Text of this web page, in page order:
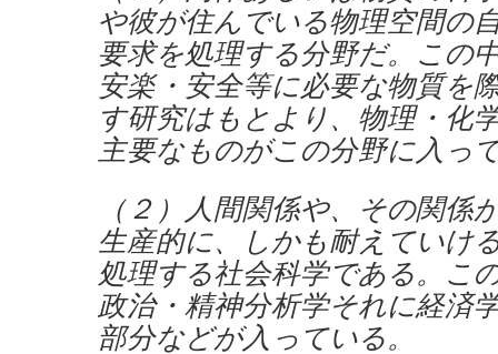
や彼が住んでいる物理空間の
要求を処理する分野だ。この
安楽・安全等に必要な物質を
す研究はもとより、物理・化
主要なものがこの分野に入っ
（２）人間関係や、その関係
生産的に、しかも耐えていけ
処理する社会科学である。こ
政治・精神分析学それに経済
部分などが入っている。